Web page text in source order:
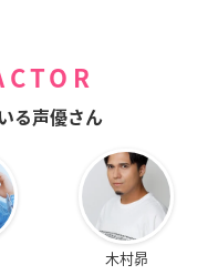
る声優さん
木村昴